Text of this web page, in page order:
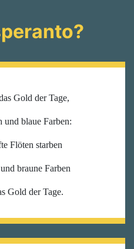
Gold der Tage,
und blaue Farben:
Flöten starben
braune Farben
Gold der Tage.